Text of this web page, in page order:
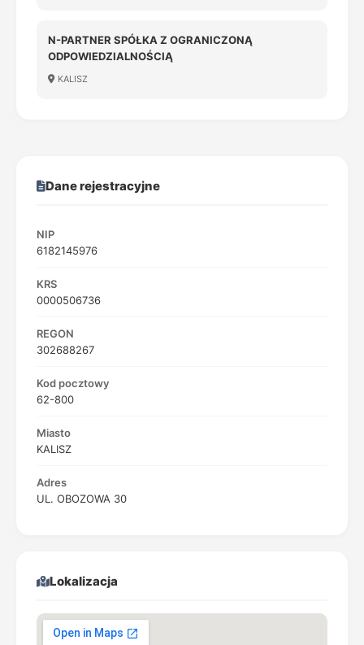
N-PARTNER SPÓŁKA Z OGRANICZONĄ
ODPOWIEDZIALNOŚCIĄ
KALISZ
Dane rejestracyjne
NIP
6182145976
KRS
0000506736
REGON
302688267
Kod pocztowy
62-800
Miasto
KALISZ
Adres
UL. OBOZOWA 30
Lokalizacja